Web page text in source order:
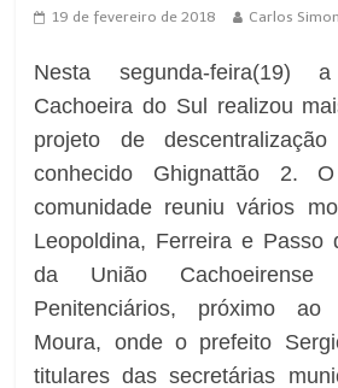
19 de fevereiro de 2018 Carlos
Nesta segunda-feira(19)
Cachoeira do Sul realizou
projeto de
conhecido Ghignattão 2.
comunidade reuniu vários
Leopoldina, Ferreira e Passo
da União Cachoeirense
Penitenciários, próximo ao
Moura, onde o prefeito
titulares das secretárias